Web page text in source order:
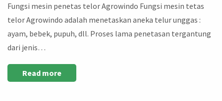
Fungsi mesin penetas telor Agrowindo Fungsi mesin tetas
telor Agrowindo adalah menetaskan aneka telur unggas :
ayam, bebek, pupuh, dll. Proses lama penetasan tergantung
dari jenis…
Read more